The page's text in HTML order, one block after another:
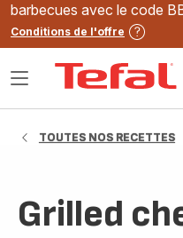
barbecues avec le code
Conditions de l'offre
Ouvrir
TOUTES NOS RECETTES
Grilled